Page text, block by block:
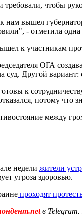
требовали, чтобы
вышел
- отметила
к участникам
ОГА
суд. Другой
к
потому что
между
недели жители
угроза здоровью.
проходят
в